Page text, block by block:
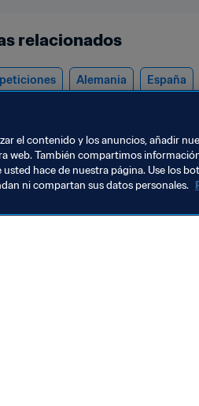
relacionados
Alemania España
el contenido y los anuncios, añadir
web. También compartimos
hace de nuestra página. Use los
ni compartan sus datos personales.